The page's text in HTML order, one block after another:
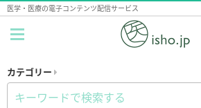
医学・医療の電子コンテンツ配信サービス
カテゴリー